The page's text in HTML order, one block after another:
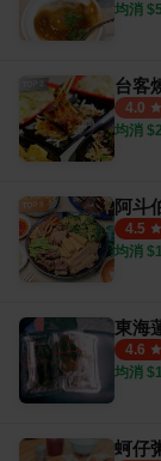
均消 $
台客
4.0
均消 $
阿斗
4.5
均消 $
東海
4.6
均消 $
蚵仔